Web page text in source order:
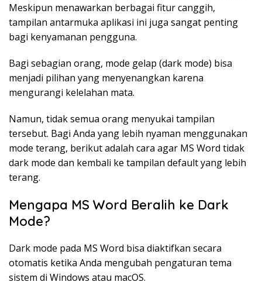
Meskipun menawarkan berbagai fitur canggih,
tampilan antarmuka aplikasi ini juga sangat penting
bagi kenyamanan pengguna.
Bagi sebagian orang, mode gelap (dark mode) bisa
menjadi pilihan yang menyenangkan karena
mengurangi kelelahan mata.
Namun, tidak semua orang menyukai tampilan
tersebut. Bagi Anda yang lebih nyaman menggunakan
mode terang, berikut adalah cara agar MS Word tidak
dark mode dan kembali ke tampilan default yang lebih
terang.
Mengapa MS Word Beralih ke Dark
Mode?
Dark mode pada MS Word bisa diaktifkan secara
otomatis ketika Anda mengubah pengaturan tema
sistem di Windows atau macOS.